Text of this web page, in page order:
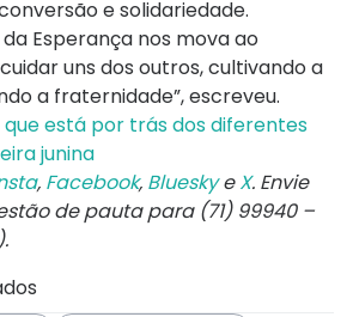
e solidariedade.
Esperança nos mova ao
uns dos outros, cultivando a
a fraternidade”, escreveu.
que está por trás dos diferentes
junina
, Facebook, BlueskyeX. Envie
de pauta para (71) 99940 –